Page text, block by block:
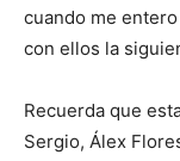
cuando me
con ellos la
Recuerda que
Sergio, Álex